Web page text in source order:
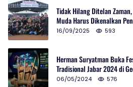
Tidak Hilang Ditelan
Muda Harus Dikenalkan
16/09/2025 593
Herman Suryatman Buka
Tradisional Jabar 2024 di
06/05/2024 576